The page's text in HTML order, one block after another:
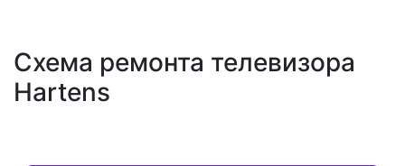
Схема ремонта телевизора
Hartens